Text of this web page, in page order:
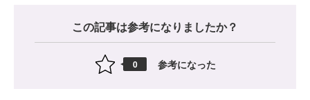
この記事は参考になりましたか？
0 参考になった